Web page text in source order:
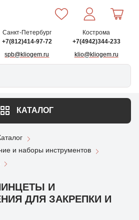
Санкт-Петербург
+7(812)414-97-72
spb@kliogem.ru
Кострома
+7(4942)344-233
klio@kliogem.ru
КАТАЛОГ
и наборы инструментов
И
ДЛЯ ЗАКРЕПКИ И